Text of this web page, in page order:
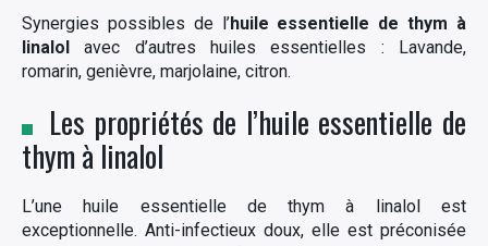
Synergies possibles de l’huile essentielle de thym à
linalol avec d’autres huiles essentielles : Lavande,
romarin, genièvre, marjolaine, citron.
Les propriétés de l’huile essentielle de
thym à linalol
L’une huile essentielle de thym à linalol est
exceptionnelle. Anti-infectieux doux, elle est préconisée